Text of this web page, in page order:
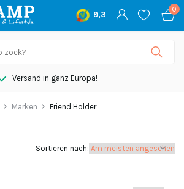
9,3
0
Versand in ganz Europa!
Marken Friend Holder
Sortieren nach: